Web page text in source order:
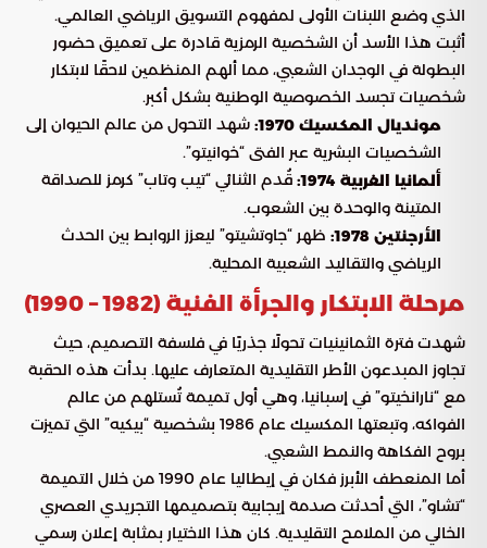
الذي وضع اللبنات الأولى لمفهوم التسويق الرياضي العالمي.
أثبت هذا الأسد أن الشخصية الرمزية قادرة على تعميق حضور
البطولة في الوجدان الشعبي، مما ألهم المنظمين لاحقًا لابتكار
شخصيات تجسد الخصوصية الوطنية بشكل أكبر.
مونديال المكسيك 1970:
شهد التحول من عالم الحيوان إلى
الشخصيات البشرية عبر الفتى “خوانيتو”.
ألمانيا الغربية 1974:
قُدم الثنائي “تيب وتاب” كرمز للصداقة
المتينة والوحدة بين الشعوب.
الأرجنتين 1978:
ظهر “جاوتشيتو” ليعزز الروابط بين الحدث
الرياضي والتقاليد الشعبية المحلية.
مرحلة الابتكار والجرأة الفنية (1982 – 1990)
شهدت فترة الثمانينيات تحولًا جذريًا في فلسفة التصميم، حيث
تجاوز المبدعون الأطر التقليدية المتعارف عليها. بدأت هذه الحقبة
مع “نارانخيتو” في إسبانيا، وهي أول تميمة تُستلهم من عالم
الفواكه، وتبعتها المكسيك عام 1986 بشخصية “بيكيه” التي تميزت
بروح الفكاهة والنمط الشعبي.
أما المنعطف الأبرز فكان في إيطاليا عام 1990 من خلال التميمة
“تشاو”، التي أحدثت صدمة إيجابية بتصميمها التجريدي العصري
الخالي من الملامح التقليدية. كان هذا الاختيار بمثابة إعلان رسمي